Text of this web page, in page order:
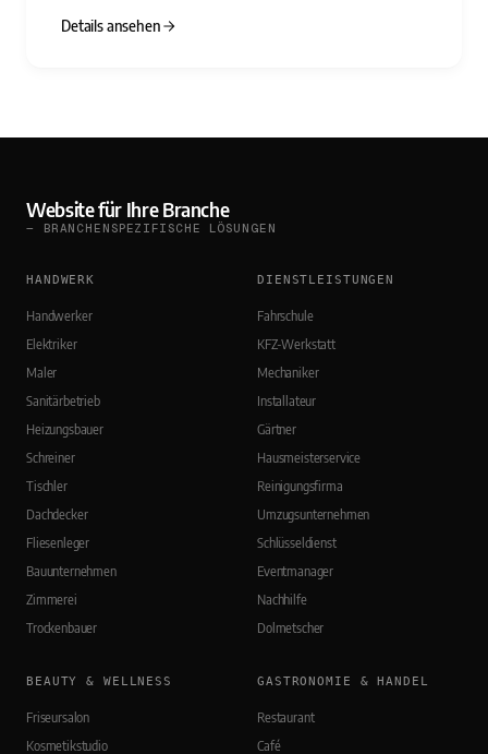
Details ansehen
Website für Ihre Branche
— BRANCHENSPEZIFISCHE LÖSUNGEN
HANDWERK
Handwerker
Elektriker
Maler
Sanitärbetrieb
Heizungsbauer
Schreiner
Tischler
Dachdecker
Fliesenleger
Bauunternehmen
Zimmerei
Trockenbauer
DIENSTLEISTUNGEN
Fahrschule
KFZ-Werkstatt
Mechaniker
Installateur
Gärtner
Hausmeisterservice
Reinigungsfirma
Umzugsunternehmen
Schlüsseldienst
Eventmanager
Nachhilfe
Dolmetscher
BEAUTY & WELLNESS
Friseursalon
Kosmetikstudio
GASTRONOMIE & HANDEL
Restaurant
Café